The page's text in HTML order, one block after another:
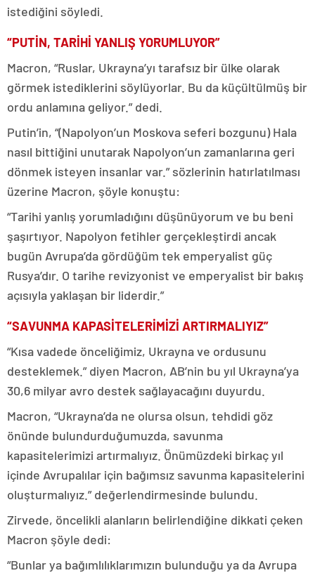
istediğini söyledi.
“PUTİN, TARİHİ YANLIŞ YORUMLUYOR”
Macron, “Ruslar, Ukrayna’yı tarafsız bir ülke olarak
görmek istediklerini söylüyorlar. Bu da küçültülmüş bir
ordu anlamına geliyor.” dedi.
Putin’in, “(Napolyon’un Moskova seferi bozgunu) Hala
nasıl bittiğini unutarak Napolyon’un zamanlarına geri
dönmek isteyen insanlar var.” sözlerinin hatırlatılması
üzerine Macron, şöyle konuştu:
“Tarihi yanlış yorumladığını düşünüyorum ve bu beni
şaşırtıyor. Napolyon fetihler gerçekleştirdi ancak
bugün Avrupa’da gördüğüm tek emperyalist güç
Rusya’dır. O tarihe revizyonist ve emperyalist bir bakış
açısıyla yaklaşan bir liderdir.”
“SAVUNMA KAPASİTELERİMİZİ ARTIRMALIYIZ”
“Kısa vadede önceliğimiz, Ukrayna ve ordusunu
desteklemek.” diyen Macron, AB’nin bu yıl Ukrayna’ya
30,6 milyar avro destek sağlayacağını duyurdu.
Macron, “Ukrayna’da ne olursa olsun, tehdidi göz
önünde bulundurduğumuzda, savunma
kapasitelerimizi artırmalıyız. Önümüzdeki birkaç yıl
içinde Avrupalılar için bağımsız savunma kapasitelerini
oluşturmalıyız.” değerlendirmesinde bulundu.
Zirvede, öncelikli alanların belirlendiğine dikkati çeken
Macron şöyle dedi:
“Bunlar ya bağımlılıklarımızın bulunduğu ya da Avrupa